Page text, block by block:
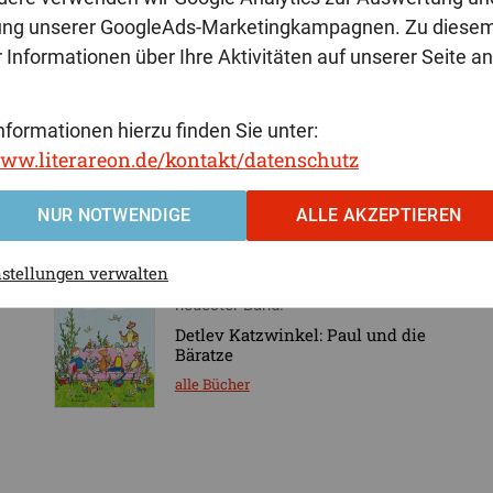
unserer GoogleAds-Marketingkampagnen. Zu
Informationen über Ihre Aktivitäten auf unserer Seite
hierzu finden Sie unter:
kontakt/datenschutz
NUR NOTWENDIGE ALLE AKZEPTIEREN
verwalten
Fantasy
neuester Band:
alle Bücher
neuester Band:
Detlev Katzwinkel: Paul und die
Bäratze
alle Bücher